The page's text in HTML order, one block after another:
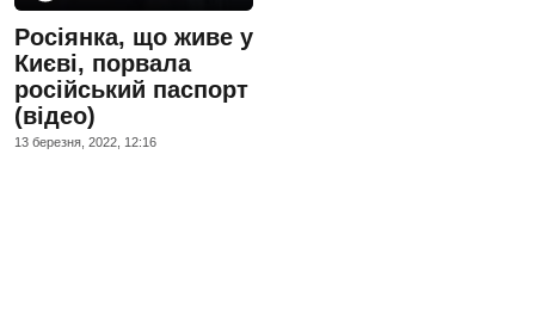
Росіянка, що живе у
Києві, порвала
російський паспорт
(відео)
13 березня, 2022, 12:16